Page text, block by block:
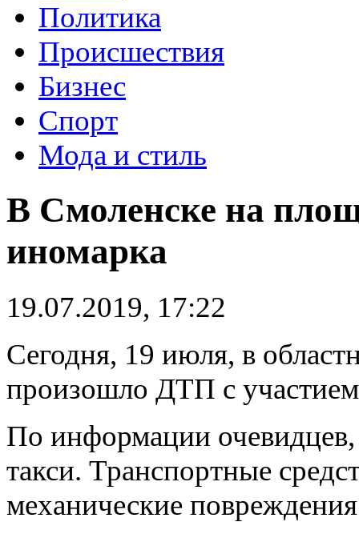
Политика
Происшествия
Бизнес
Спорт
Мода и стиль
В Смоленске на
иномарка
19.07.2019, 17:22
Сегодня, 19 июля, в
произошло ДТП с
По информации
такси. Транспортные
механические